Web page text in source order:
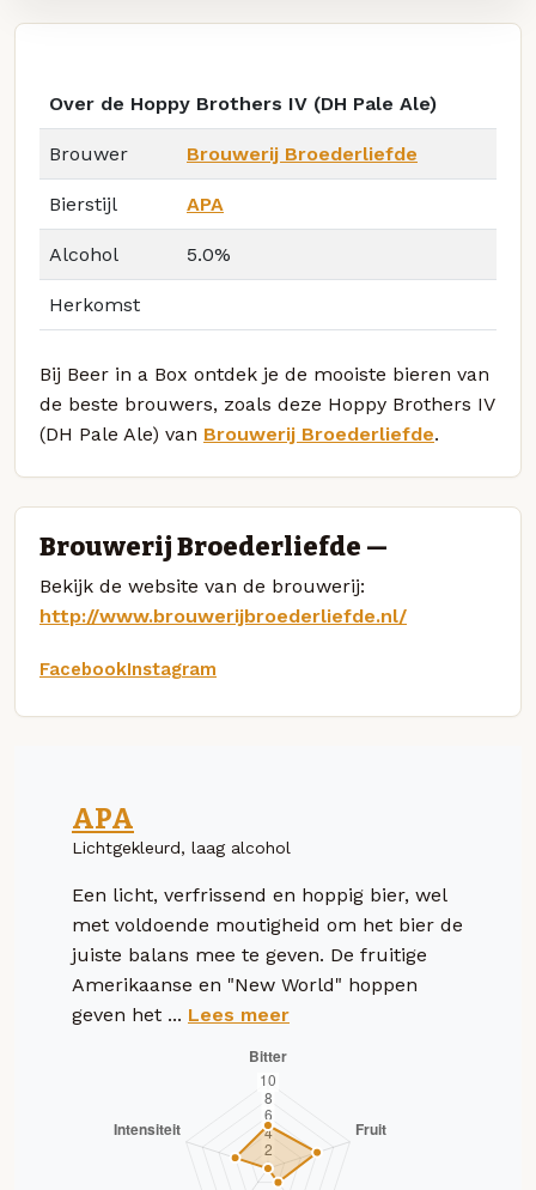
Over de Hoppy Brothers IV (DH Pale Ale)
Brouwer Brouwerij Broederliefde
Bierstijl APA
Alcohol 5.0%
Herkomst
Bij Beer in a Box ontdek je de mooiste bieren van
de beste brouwers, zoals deze Hoppy Brothers IV
(DH Pale Ale) van Brouwerij Broederliefde.
Brouwerij Broederliefde —
Bekijk de website van de brouwerij:
http://www.brouwerijbroederliefde.nl/
FacebookInstagram
APA
Lichtgekleurd, laag alcohol
Een licht, verfrissend en hoppig bier, wel
met voldoende moutigheid om het bier de
juiste balans mee te geven. De fruitige
Amerikaanse en "New World" hoppen
geven het ... Lees meer